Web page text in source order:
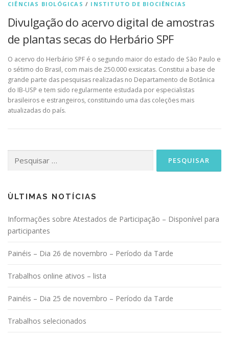
CIÊNCIAS BIOLÓGICAS / INSTITUTO DE BIOCIÊNCIAS
Divulgação do acervo digital de amostras
de plantas secas do Herbário SPF
O acervo do Herbário SPF é o segundo maior do estado de São Paulo e
o sétimo do Brasil, com mais de 250.000 exsicatas. Constitui a base de
grande parte das pesquisas realizadas no Departamento de Botânica
do IB-USP e tem sido regularmente estudada por especialistas
brasileiros e estrangeiros, constituindo uma das coleções mais
atualizadas do país.
por:
ÙLTIMAS NOTÍCIAS
Informações sobre Atestados de Participação – Disponível para
participantes
Painéis – Dia 26 de novembro – Período da Tarde
Trabalhos online ativos – lista
Painéis – Dia 25 de novembro – Período da Tarde
Trabalhos selecionados